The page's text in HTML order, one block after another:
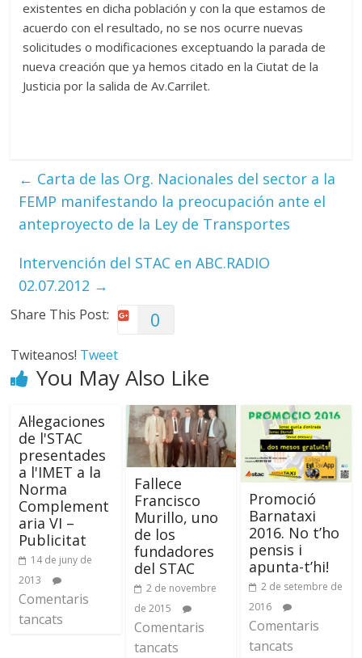
existentes en dicha población y con la que estamos de
acuerdo con el resultado, no se nos ocurre nuevas
solicitudes o modificaciones exceptuando la parada de
nueva creación que ya hemos citado en la Ciutat de la
Justicia por la salida de Av.Carrilet.
← Carta de las Org. Nacionales del sector a la
FEMP manifestando la preocupación ante el
anteproyecto de la Ley de Transportes
Intervención del STAC en ABC.RADIO
02.07.2012 →
Share This Post: 0
Twiteanos! Tweet
You May Also Like
Al·legaciones
de l'STAC
presentades
a l'IMET a la
Norma
Complement
aria VI –
Publicitat
14 de juny de
2013
Comentaris
tancats
Fallece
Francisco
Murillo, uno
de los
fundadores
del STAC
2 de novembre
de 2015
Comentaris
tancats
Promoció
Barnataxi
2016. No t’ho
pensis i
apunta-t’hi!
2 de setembre de
2016
Comentaris
tancats